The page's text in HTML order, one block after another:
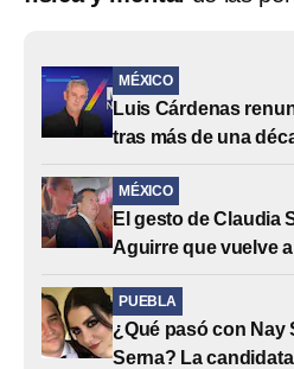
MÉXICO
Luis Cárdenas
tras más de una
MÉXICO
El gesto de Claudia
Aguirre que vuelve
PUEBLA
¿Qué pasó con Nay
Serna? La